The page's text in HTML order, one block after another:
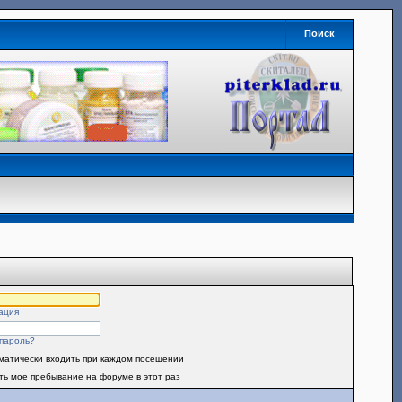
Поиск
входить при каждом посещении
мое пребывание на форуме в этот раз